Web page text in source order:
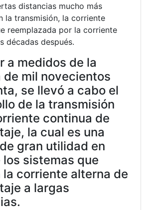
distancias mucho más
la transmisión, la corriente
reemplazada por la corriente
décadas después.
a medidos de la
de mil novecientos
se llevó a cabo el
de la transmisión
continua de
la cual es una
gran utilidad en
los sistemas que
la corriente alterna de
a largas